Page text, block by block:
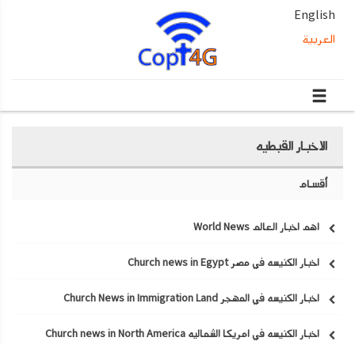
English
العربية
الاخبار القبطيه
أقسام
اهم اخبار العالم World News
اخبار الكنيسه في مصر Church news in Egypt
اخبار الكنيسه في المهجر Church News in Immigration Land
اخبار الكنيسه في امريكا الشماليه Church news in North America